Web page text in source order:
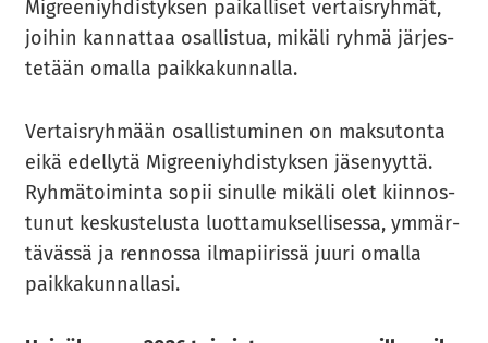
Migree­niyh­dis­tyk­sen pai­kal­li­set ver­tais­ryh­mät,
joi­hin kan­nat­taa osal­lis­tua, mi­kä­li ryhmä jär­jes­
te­tään omal­la paik­ka­kun­nal­la.
Ver­tais­ryh­mään osal­lis­tu­mi­nen on mak­su­ton­ta
eikä edel­ly­tä Migree­niyh­dis­tyk­sen jä­se­nyyt­tä.
Ryh­mä­toi­min­ta sopii si­nul­le mi­kä­li olet kiin­nos­
tu­nut kes­kus­te­lus­ta luot­ta­muk­sel­li­ses­sa, ym­mär­
tä­väs­sä ja ren­nos­sa il­ma­pii­ris­sä juuri omal­la
paik­ka­kun­nal­la­si.